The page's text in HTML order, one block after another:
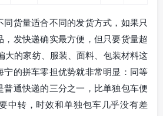
同货量适合不同的发货方式，如果只
，发快递确实最方便，但只要货量超
大的家纺、服装、面料、包装材料这
宁的拼车零担优势就非常明显：同等
普通快递的三分之一，比单独包车便
中转，时效和单独包车几乎没有差